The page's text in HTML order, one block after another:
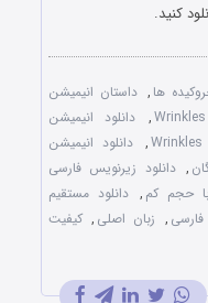
کنید.
ها , داستان انیمیشن
,
دانلود انیمیشن
, دانلود انیمیشن
, دانلود زیرنویس فارسی
با حجم کم , دانلود مستقیم
فارسی , زبان اصلی , کیفیت